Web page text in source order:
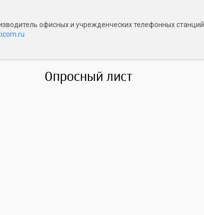
офисных и учрежденческих телефонных станций.
Опросный лист